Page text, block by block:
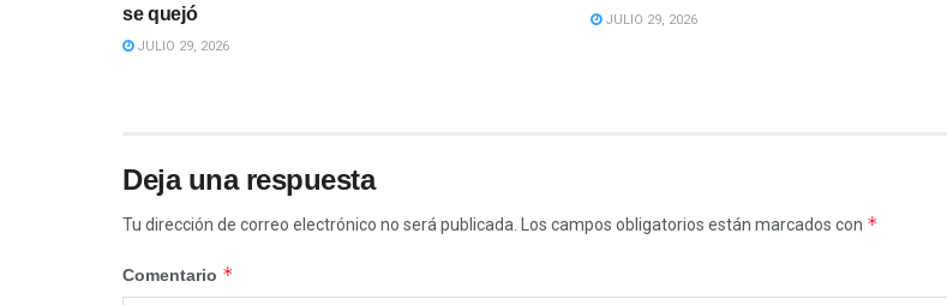
se quejó
JULIO 29, 2026
JULIO 29, 2026
Deja una respuesta
Tu dirección de correo electrónico no será publicada. Los campos obligatorios están marcados con *
Comentario *